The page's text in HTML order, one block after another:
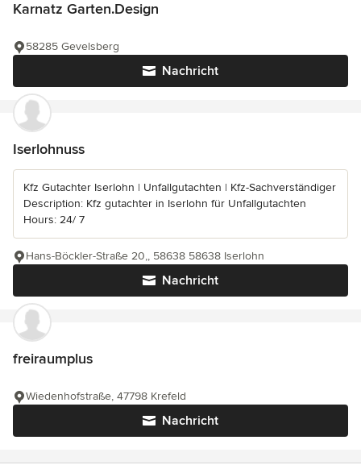
Karnatz Garten.Design
Nachricht
58285 Gevelsberg
Iserlohnuss
Kfz Gutachter Iserlohn | Unfallgutachten | Kfz-Sachverständiger
Description: Kfz gutachter in Iserlohn für Unfallgutachten
Hours: 24/ 7
Nachricht
Hans-Böckler-Straße 20,, 58638 58638 Iserlohn
freiraumplus
Nachricht
Wiedenhofstraße, 47798 Krefeld